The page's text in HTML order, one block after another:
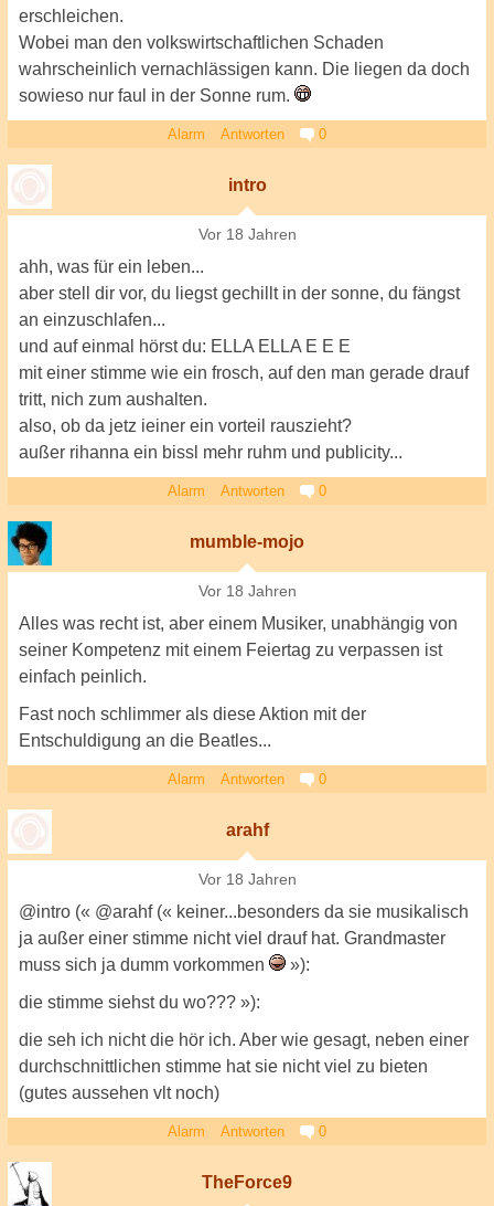
erschleichen.
Wobei man den volkswirtschaftlichen Schaden
wahrscheinlich vernachlässigen kann. Die liegen da doch
sowieso nur faul in der Sonne rum.
Alarm Antworten 0
intro
Vor 18 Jahren
ahh, was für ein leben...
aber stell dir vor, du liegst gechillt in der sonne, du fängst
an einzuschlafen...
und auf einmal hörst du: ELLA ELLA E E E
mit einer stimme wie ein frosch, auf den man gerade drauf
tritt, nich zum aushalten.
also, ob da jetz ieiner ein vorteil rauszieht?
außer rihanna ein bissl mehr ruhm und publicity...
Alarm Antworten 0
mumble-mojo
Vor 18 Jahren
Alles was recht ist, aber einem Musiker, unabhängig von
seiner Kompetenz mit einem Feiertag zu verpassen ist
einfach peinlich.
Fast noch schlimmer als diese Aktion mit der
Entschuldigung an die Beatles...
Alarm Antworten 0
arahf
Vor 18 Jahren
@intro (« @arahf (« keiner...besonders da sie musikalisch
ja außer einer stimme nicht viel drauf hat. Grandmaster
muss sich ja dumm vorkommen
»):
die stimme siehst du wo??? »):
die seh ich nicht die hör ich. Aber wie gesagt, neben einer
durchschnittlichen stimme hat sie nicht viel zu bieten
(gutes aussehen vlt noch)
Alarm Antworten 0
TheForce9